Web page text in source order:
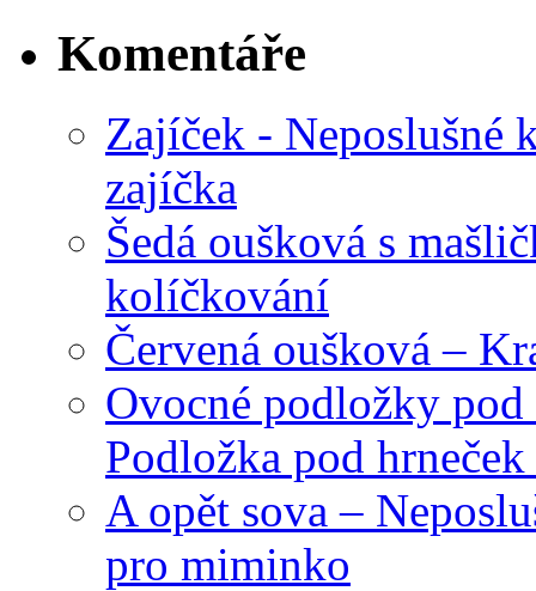
Komentáře
Zajíček - Neposlušné
zajíčka
Šedá oušková s
kolíčkování
Červená oušková –
Ovocné podložky
Podložka pod
A opět sova –
pro miminko